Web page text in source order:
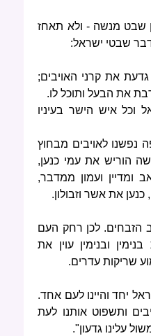
שבט מנשה - ולא תאחז
שבטי ישראל:
את קרני האויבים;
את הבעל ותוכל לו.
וכל איש הישר בעיניו
נפשנו לאויבים מבחוץ
הוריש את עמי כנען,
ומדיין ועמון ממדבר,
את אשר וזבולון.
הזבחים. לכן רחק העם
ובנימין עוין את
שריקות עדרים.
יחד והיינו לעם אחד.
ותשפוט אותנו לעת
עלינו גדעון".